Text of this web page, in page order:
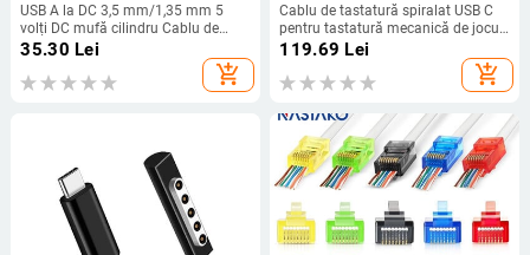
USB A la DC 3,5 mm/1,35 mm 5
volți DC mufă cilindru Cablu de
alimentare tip M 1m 3 picioare
35.30 Lei
add_shopping_cart
Cablu de tastatură spiralat USB C
pentru tastatură mecanică de jocuri
Sârmă cu manșon dublu cu
detașabil Încărcare
119.69 Lei
add_shopping_cart